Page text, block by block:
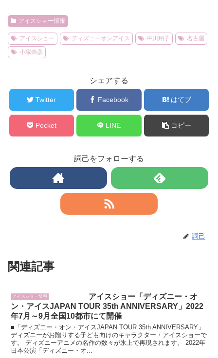
アイスショー情報
アイスショー ディズニーオンアイス 中川翔子
名古屋
小塚崇彦
シェアする
Twitter Facebook はてブ
Pocket LINE コピー
詞己をフォローする
詞己
関連記事
アイスショー情報
アイスショー「ディズニー・オ
ン・アイスJAPAN TOUR 35th ANNIVERSARY」2022
年7月～9月全国10都市にて開催
■「ディズニー・オン・アイスJAPAN TOUR 35th ANNIVERSARY」
ディズニーがお贈りする子ども向けのキャラクター・アイスショーで
す。 ディズニーアニメの名作の数々が氷上で再現されます。 2022年
日本公演「ディズニー・オ...